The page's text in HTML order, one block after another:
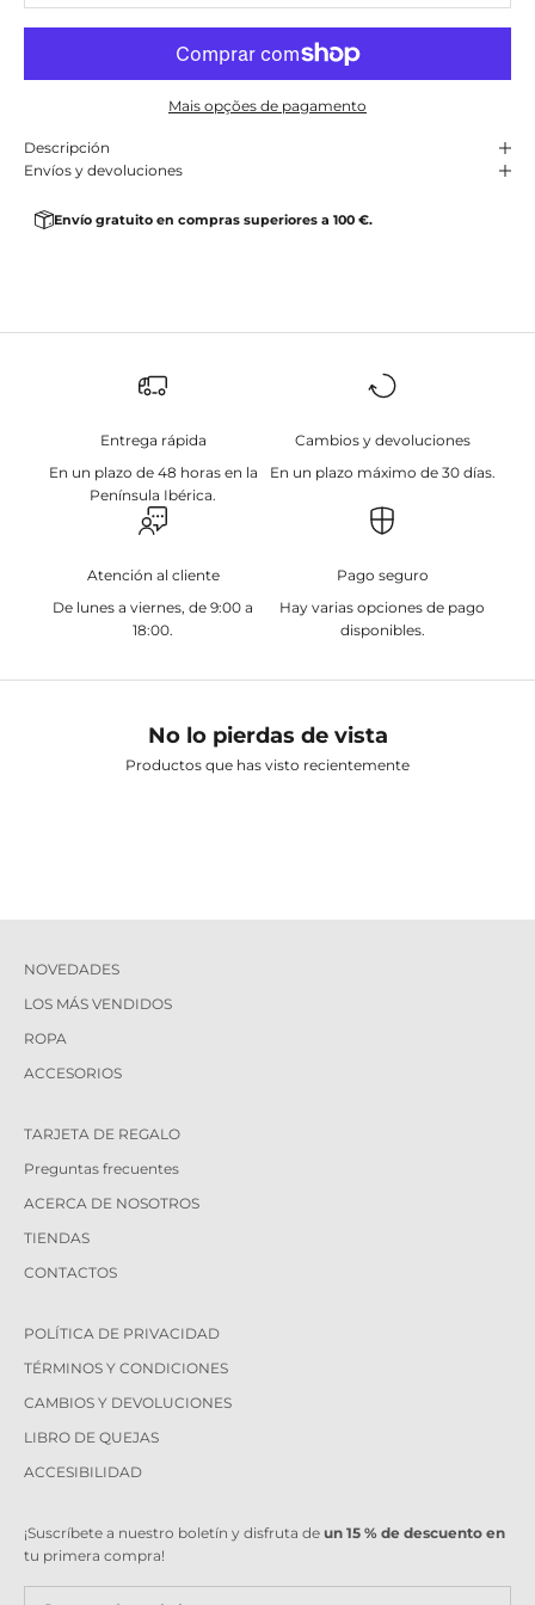
Mais opções de pagamento
Descripción
Envíos y devoluciones
Envío gratuito en compras superiores a 100 €.
Entrega rápida
En un plazo de 48 horas en la
Península Ibérica.
Cambios y devoluciones
En un plazo máximo de 30 días.
Atención al cliente
De lunes a viernes, de 9:00 a
18:00.
Pago seguro
Hay varias opciones de pago
disponibles.
No lo pierdas de vista
Productos que has visto recientemente
NOVEDADES
LOS MÁS VENDIDOS
ROPA
ACCESORIOS
TARJETA DE REGALO
Preguntas frecuentes
ACERCA DE NOSOTROS
TIENDAS
CONTACTOS
POLÍTICA DE PRIVACIDAD
TÉRMINOS Y CONDICIONES
CAMBIOS Y DEVOLUCIONES
LIBRO DE QUEJAS
ACCESIBILIDAD
¡Suscríbete a nuestro boletín y disfruta de un 15 % de descuento en
tu primera compra!